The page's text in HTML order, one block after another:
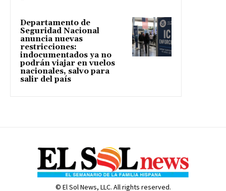
Departamento de
Seguridad Nacional
anuncia nuevas
restricciones:
indocumentados ya no
podrán viajar en vuelos
nacionales, salvo para
salir del país
© El Sol News, LLC. All rights reserved.